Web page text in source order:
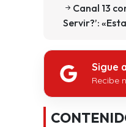
Canal 13
Servir?’:
Sigue
Recibe